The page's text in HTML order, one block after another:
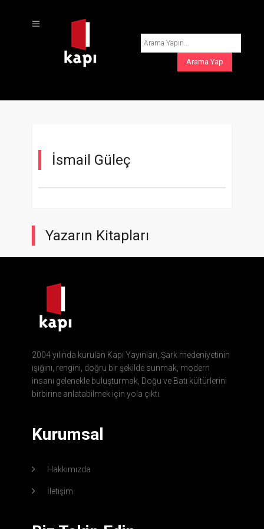
İsmail Güleç
Yazarın Kitapları
2004 yılında kurulan Kapı Yayınları, Şark medeniyetinin
ışığını, rengini, doğru bir şekilde sunmak, modern
insanı gelenekle buluşturmak, Doğu ve Batı kültürlerini
birbirine anlatabilmek için yola çıktı.
Kurumsal
Hakkımızda
İletişim